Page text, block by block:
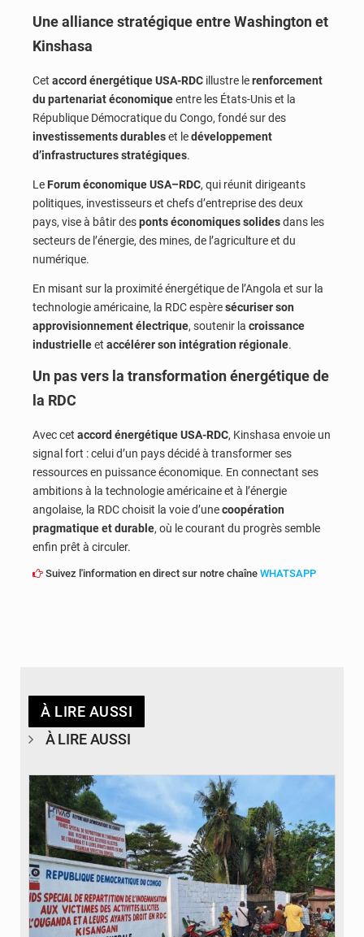
Une alliance stratégique entre Washington et
Kinshasa
Cet accord énergétique USA-RDC illustre lerenforcement
du partenariat économiqueentre les États-Unis et la
République Démocratique du Congo, fondé sur des
investissements durableset ledéveloppement
d’infrastructures stratégiques.
Le Forum économique USA–RDC, qui réunit dirigeants
politiques, investisseurs et chefs d’entreprise des deux
pays, vise à bâtir desponts économiques solidesdans les
secteurs de l’énergie, des mines, de l’agriculture et du
numérique.
En misant sur la proximité énergétique de l’Angola et sur la
technologie américaine, la RDC espèresécuriser son
approvisionnement électrique, soutenir la croissance
industrielleet accélérer son intégration régionale.
Un pas vers la transformation énergétique de
la RDC
Avec cet accord énergétique USA-RDC, Kinshasa envoie un
signal fort : celui d’un pays décidé à transformer ses
ressources en puissance économique. En connectant ses
ambitions à la technologie américaine et à l’énergie
angolaise, la RDC choisit la voie d’unecoopération
pragmatique et durable, où le courant du progrès semble
enfin prêt à circuler.
Suivez l'information en direct sur notre chaîne WHATSAPP
À LIRE AUSSI
À LIRE AUSSI